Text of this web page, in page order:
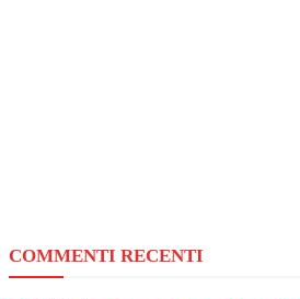
COMMENTI RECENTI